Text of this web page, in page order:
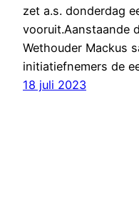
zet a.s. donderdag
vooruit.Aanstaande
Wethouder Mackus
initiatiefnemers de
18 juli 2023